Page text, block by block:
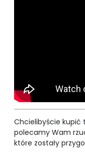
Chcielibyście kupić
polecamy Wam
które zostały